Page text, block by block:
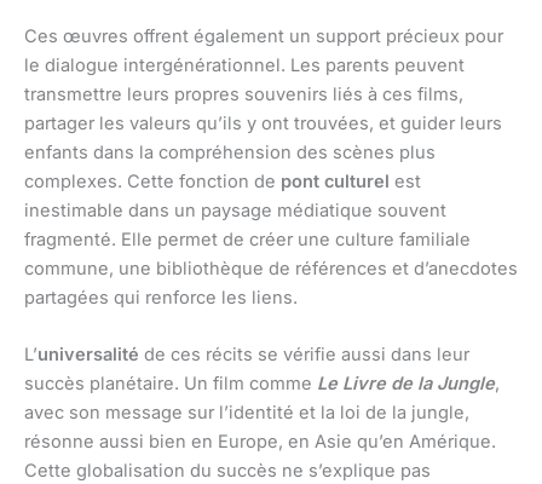
Ces œuvres offrent également un support précieux pour
le dialogue intergénérationnel. Les parents peuvent
transmettre leurs propres souvenirs liés à ces films,
partager les valeurs qu’ils y ont trouvées, et guider leurs
enfants dans la compréhension des scènes plus
complexes. Cette fonction de pont culturel est
inestimable dans un paysage médiatique souvent
fragmenté. Elle permet de créer une culture familiale
commune, une bibliothèque de références et d’anecdotes
partagées qui renforce les liens.
L’universalité de ces récits se vérifie aussi dans leur
succès planétaire. Un film comme Le Livre de la Jungle,
avec son message sur l’identité et la loi de la jungle,
résonne aussi bien en Europe, en Asie qu’en Amérique.
Cette globalisation du succès ne s’explique pas